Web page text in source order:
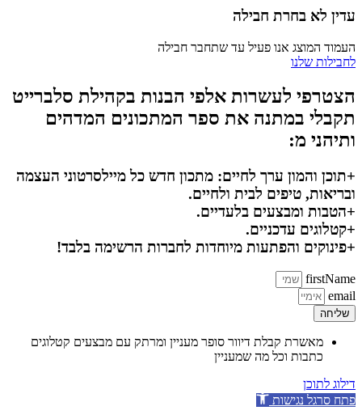
עדין לא בחרת חבילה
העמוד המוצג אנו פעיל עד שתחבר חבילה
לחבילות שלנו
הצטרפי לעשרות אלפי הבנות בקהילת סלברייט
תקבלי במתנה את ספר המתכונים המדהים
ותיהני מ:
+תוכן והמון ערך לחיים: מתכון חדש כל מיילסרטוני העצמה
ובריאות, טיפים לבית ולחיים.
+הטבות ומבצעים בלעדיים.
+קטלוגים עדכניים.
+פינוקים והפתעות מיוחדות לחברות הרשימה בלבד!
firstName
email
שליחה
מאשרת קבלת דיוור סופר מעניין ומרתק עם מבצעים קטלוגים
כתבות וכל מה שמעניין
דילוג לתוכן
פתח סרגל נגישות